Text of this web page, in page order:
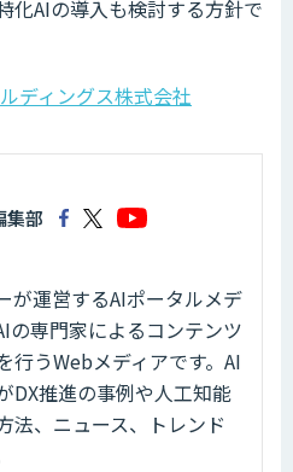
化AIの導入も検討する方針で
ディングス株式会社
集部
が運営するAIポータルメデ
の専門家によるコンテンツ
行うWebメディアです。AI
DX推進の事例や人工知能
法、ニュース、トレンド